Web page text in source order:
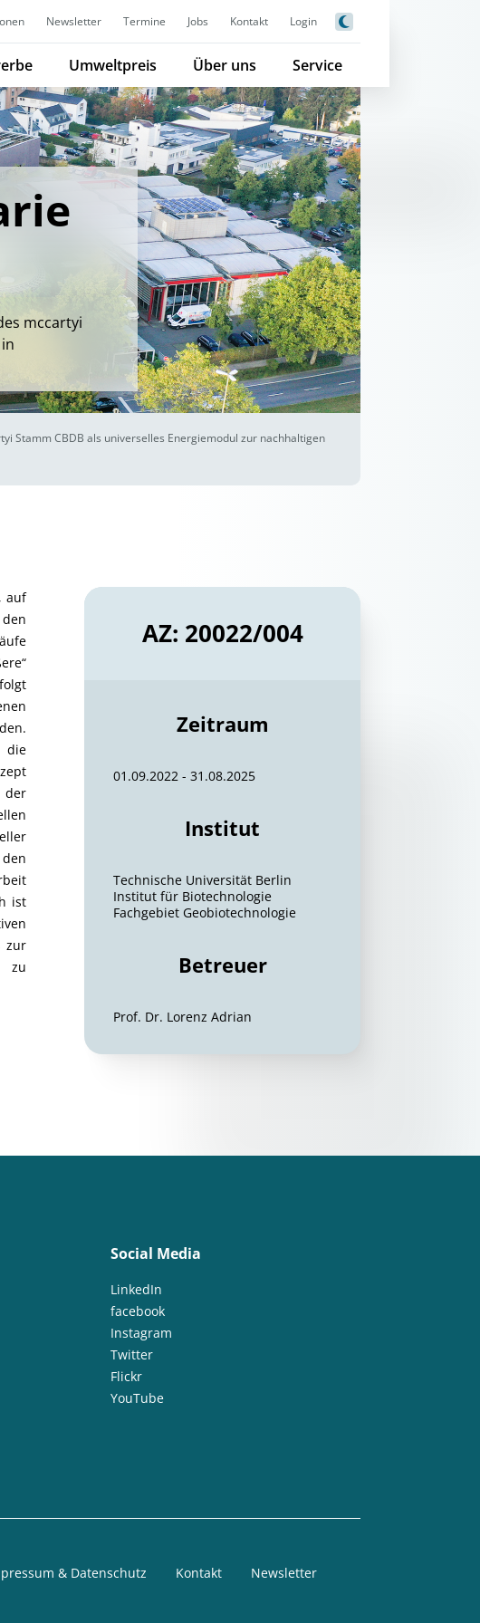
Newsletter Termine Jobs Kontakt Login
Umweltpreis Über uns Service
mccartyi
Stamm CBDB als universelles Energiemodul zur nachhaltigen
auf
die
der
ist
zur
zu
AZ: 20022/004
Zeitraum
01.09.2022 - 31.08.2025
Institut
Technische Universität Berlin
Institut für Biotechnologie
Fachgebiet Geobiotechnologie
Betreuer
Prof. Dr. Lorenz Adrian
Social Media
LinkedIn
facebook
Instagram
Twitter
Flickr
YouTube
& Datenschutz Kontakt Newsletter